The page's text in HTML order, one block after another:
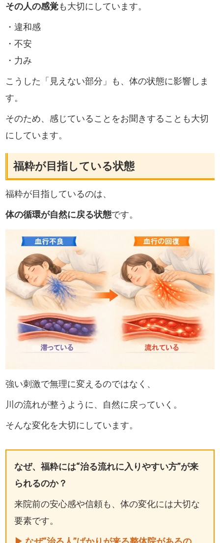
その人の感覚も大切にしています。
・違和感
・不安
・力み
こうした「見えない部分」も、体の状態に影響しま
す。
そのため、感じていることをお聞きすることも大切
にしています。
福粋が目指している状態
福粋が目指しているのは、
体の循環が自然に戻る状態です。
強い刺激で無理に変えるのではなく、
川の流れが整うように、自然に戻っていく。
そんな変化を大切にしています。
なぜ、福粋には“治る流れに入りやすい方”が来
られるのか？
来院前の安心感や信頼も、体の変化には大切な
要素です。